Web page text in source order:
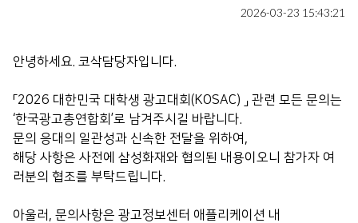
2026-03-23 15:43:21
안녕하세요. 코삭담당자입니다.
「2026 대한민국 대학생 광고대회(KOSAC) 」 관련 모든 문의는
‘한국광고총연합회’로 남겨주시길 바랍니다.
문의 응대의 일관성과 신속한 전달을 위하여,
해당 사항은 사전에 삼성화재와 협의된 내용이오니 참가자 여
러분의 협조를 부탁드립니다.
아울러, 문의사항은 광고정보센터 애플리케이션 내